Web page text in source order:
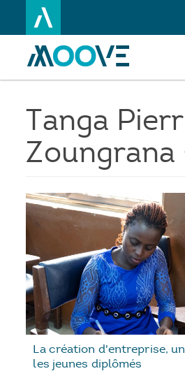
au
principalTanga
Zoungrana
La création d'entreprise,
les jeunes diplômés